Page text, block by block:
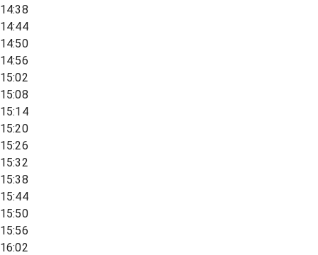
14:38
14:44
14:50
14:56
15:02
15:08
15:14
15:20
15:26
15:32
15:38
15:44
15:50
15:56
16:02